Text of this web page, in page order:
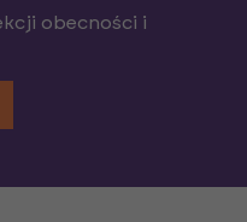
obecności i